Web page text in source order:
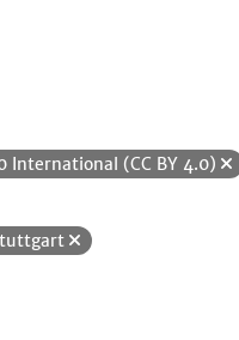
International (CC BY 4.0)